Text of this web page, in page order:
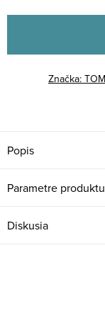
cena:
Značka:
Popis
Parametre produktu
Diskusia